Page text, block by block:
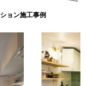
ョン施工事例